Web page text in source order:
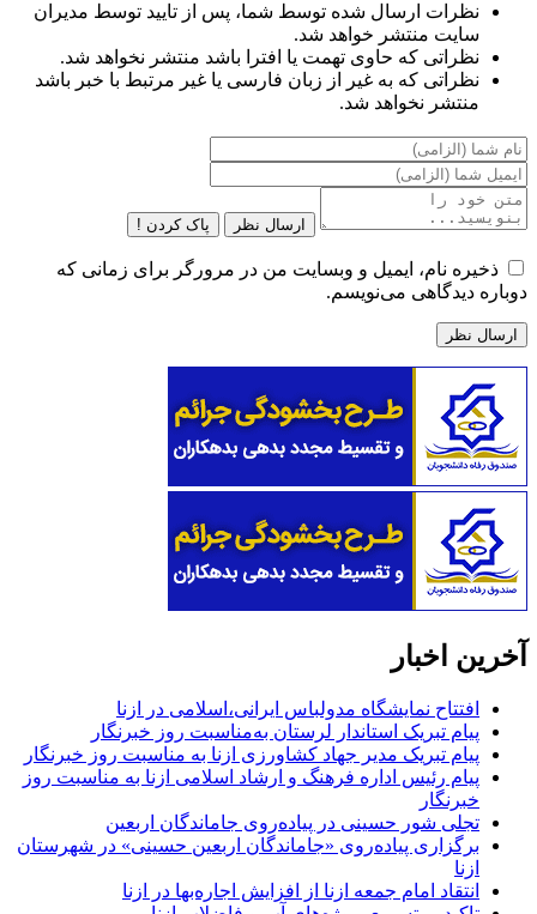
نظرات ارسال شده توسط شما، پس از تایید توسط مدیران
سایت منتشر خواهد شد.
نظراتی که حاوی تهمت یا افترا باشد منتشر نخواهد شد.
نظراتی که به غیر از زبان فارسی یا غیر مرتبط با خبر باشد
منتشر نخواهد شد.
ارسال نظر پاک کردن !
ذخیره نام، ایمیل و وبسایت من در مرورگر برای زمانی که
دوباره دیدگاهی می‌نویسم.
آخرین اخبار
افتتاح نمایشگاه مدولباس ایرانی،اسلامی در ازنا
پیام تبریک استاندار لرستان به‌مناسبت روز خبرنگار
پیام تبریک مدیر جهاد کشاورزی ازنا به مناسبت روز خبرنگار
پیام رئیس اداره فرهنگ و ارشاد اسلامی ازنا به مناسبت روز
خبرنگار
تجلی شور حسینی در پیاده‌روی جاماندگان اربعین
برگزاری پیاده‌روی «جاماندگان اربعین حسینی» در شهرستان
ازنا
انتقاد امام جمعه ازنا از افزایش اجاره‌بها در ازنا